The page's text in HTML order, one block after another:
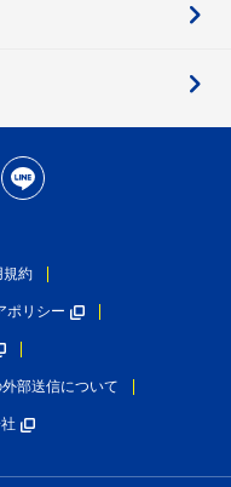
規約
ポリシー
部送信について